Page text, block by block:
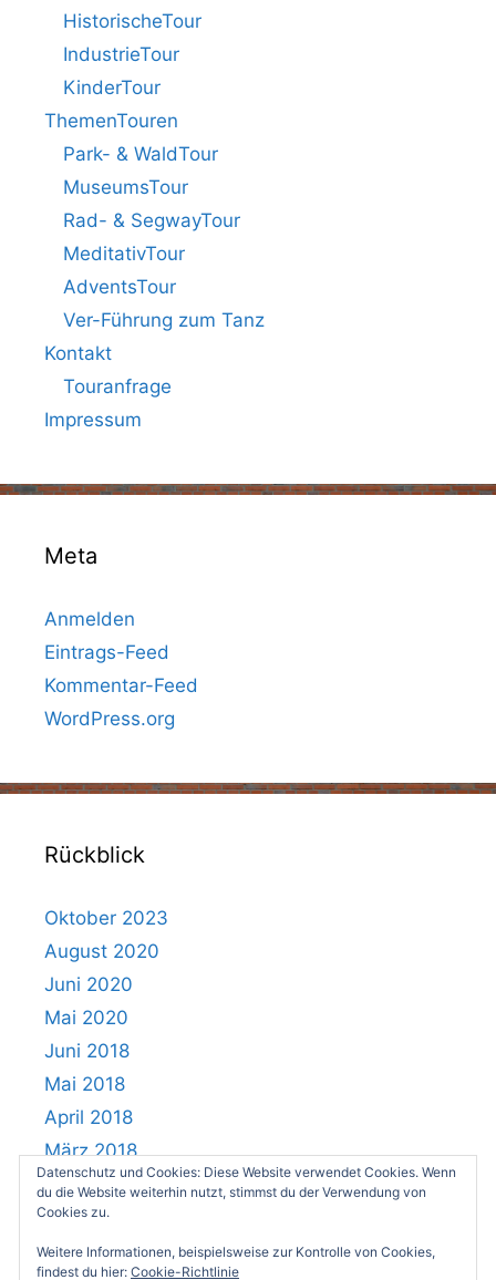
HistorischeTour
IndustrieTour
KinderTour
ThemenTouren
Park- & WaldTour
MuseumsTour
Rad- & SegwayTour
MeditativTour
AdventsTour
Ver-Führung zum Tanz
Kontakt
Touranfrage
Impressum
Meta
Anmelden
Eintrags-Feed
Kommentar-Feed
WordPress.org
Rückblick
Oktober 2023
August 2020
Juni 2020
Mai 2020
Juni 2018
Mai 2018
April 2018
März 2018
Februar 2018
Juli 2017
Datenschutz und Cookies: Diese Website verwendet Cookies. Wenn
du die Website weiterhin nutzt, stimmst du der Verwendung von
Cookies zu.
Weitere Informationen, beispielsweise zur Kontrolle von Cookies,
findest du hier: Cookie-Richtlinie